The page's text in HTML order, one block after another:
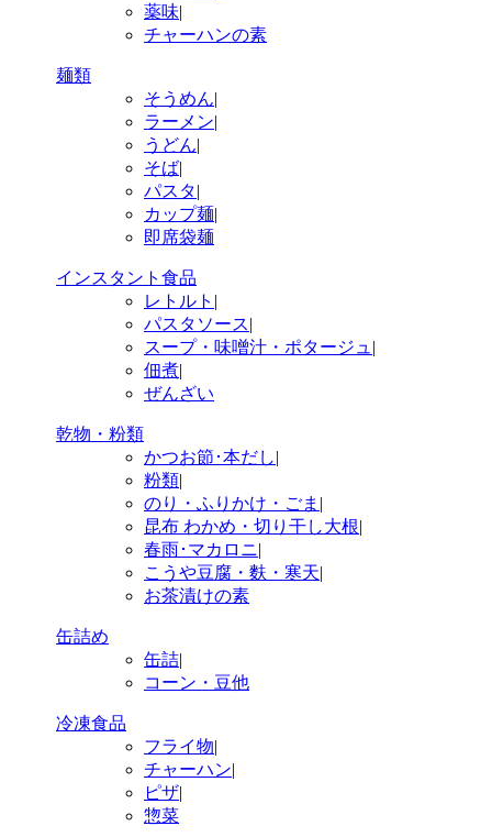
薬味|
チャーハンの素
麺類
そうめん|
ラーメン|
うどん|
そば|
パスタ|
カップ麺|
即席袋麺
インスタント食品
レトルト |
パスタソース|
スープ・味噌汁・ポタージュ |
佃煮|
ぜんざい
乾物・粉類
かつお節･本だし|
粉類|
のり・ふりかけ・ごま |
昆布 わかめ・切り干し大根|
春雨･マカロニ|
こうや豆腐・麩・寒天|
お茶漬けの素
缶詰め
缶詰|
コーン・豆他
冷凍食品
フライ物|
チャーハン|
ピザ|
惣菜